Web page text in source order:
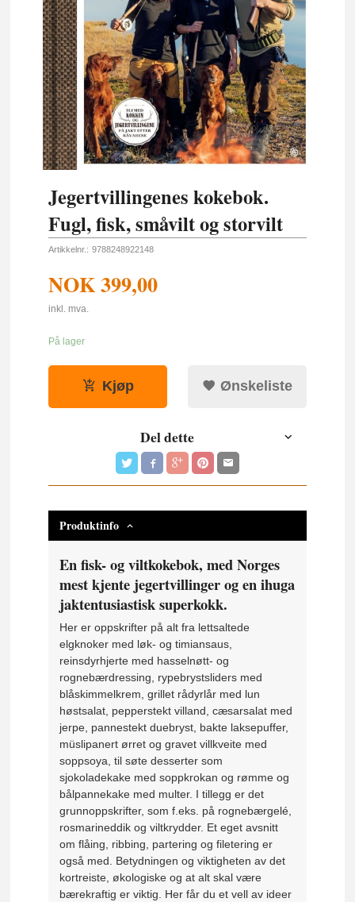
Jegertvillingenes kokebok.
Fugl, fisk, småvilt og storvilt
Artikkelnr.: 9788248922148
NOK399,00
inkl. mva.
På lager
Kjøp Ønskeliste
Del dette
Produktinfo
En fisk- og viltkokebok, med Norges
mest kjente jegertvillinger og en ihuga
jaktentusiastisk superkokk.
Her er oppskrifter på alt fra lettsaltede
elgknoker med løk- og timiansaus,
reinsdyrhjerte med hasselnøtt- og
rognebærdressing, rypebrystsliders med
blåskimmelkrem, grillet rådyrlår med lun
høstsalat, pepperstekt villand, cæsarsalat med
jerpe, pannestekt duebryst, bakte laksepuffer,
müslipanert ørret og gravet villkveite med
soppsoya, til søte desserter som
sjokoladekake med soppkrokan og rømme og
bålpannekake med multer. I tillegg er det
grunnoppskrifter, som f.eks. på rognebærgelé,
rosmarineddik og viltkrydder. Et eget avsnitt
om flåing, ribbing, partering og filetering er
også med. Betydningen og viktigheten av det
kortreiste, økologiske og at alt skal være
bærekraftig er viktig. Her får du et vell av ideer